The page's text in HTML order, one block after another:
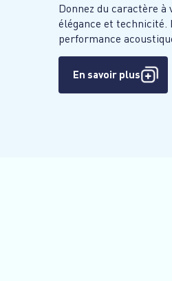
Donnez du caractère
élégance et technicité.
performance
En savoir plus